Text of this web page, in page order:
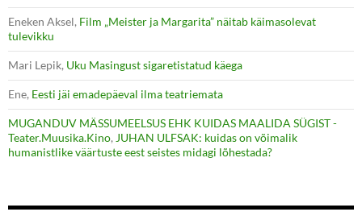
Eneken Aksel, Film „Meister ja Margarita” näitab käimasolevat
tulevikku
Mari Lepik, Uku Masingust sigaretistatud käega
Ene, Eesti jäi emadepäeval ilma teatriemata
MUGANDUV MÄSSUMEELSUS EHK KUIDAS MAALIDA SÜGIST -
Teater.Muusika.Kino, JUHAN ULFSAK: kuidas on võimalik
humanistlike väärtuste eest seistes midagi lõhestada?